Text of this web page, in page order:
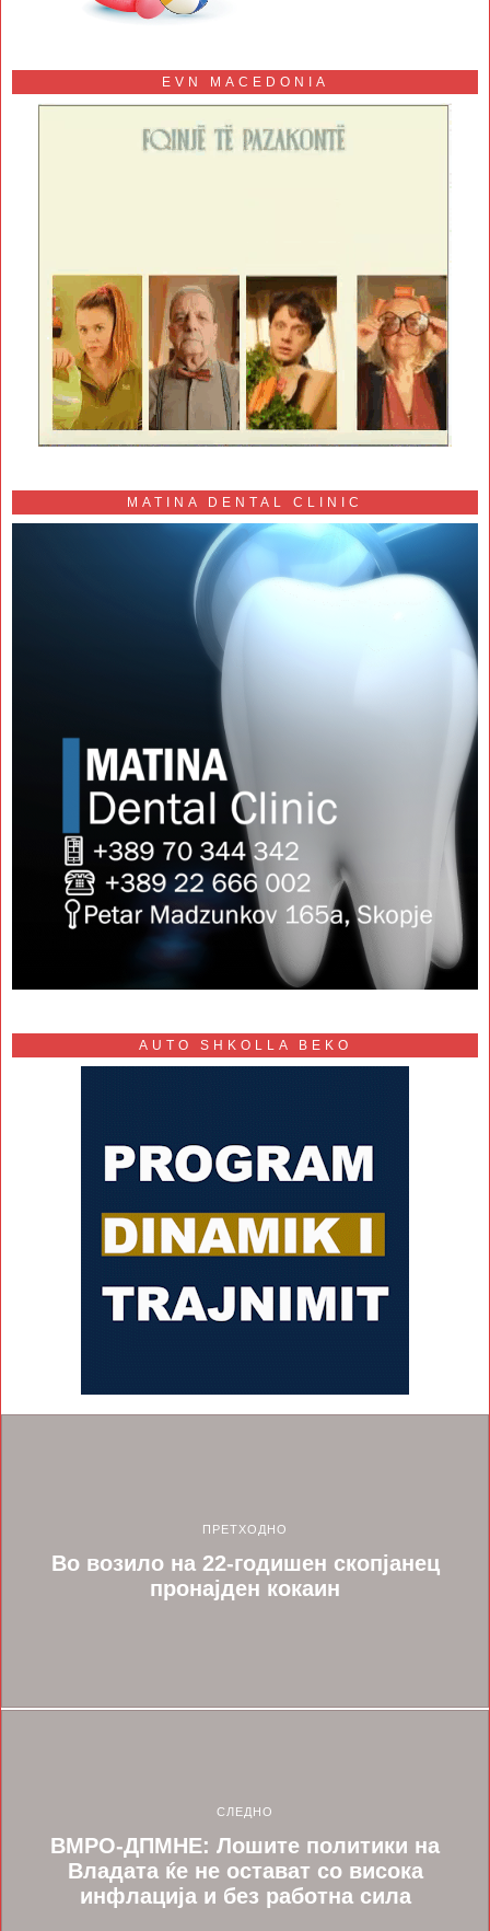
EVN MACEDONIA
MATINA DENTAL CLINIC
AUTO SHKOLLA BEKO
ПРЕТХОДНО
Во возило на 22-годишен скопјанец
пронајден кокаин
СЛЕДНО
ВМРО-ДПМНЕ: Лошите политики на
Владата ќе не остават со висока
инфлација и без работна сила